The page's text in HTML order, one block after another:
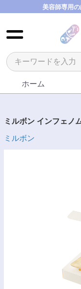
美容師専用
ホーム
ミルボン インフェノ
ミルボン